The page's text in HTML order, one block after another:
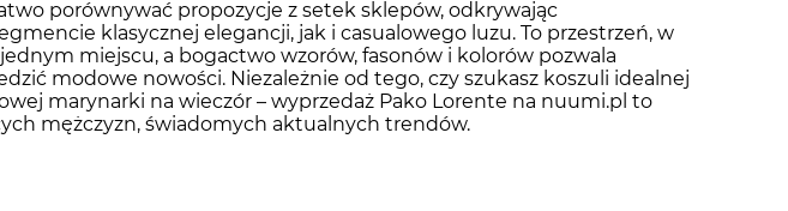
porównywać propozycje z setek sklepów, odkrywając
klasycznej elegancji, jak i casualowego luzu. To przestrzeń, w
miejscu, a bogactwo wzorów, fasonów i kolorów pozwala
modowe nowości. Niezależnie od tego, czy szukasz koszuli idealnej
marynarki na wieczór – wyprzedaż Pako Lorente na nuumi.pl to
mężczyzn, świadomych aktualnych trendów.